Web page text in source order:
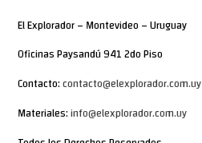
El Explorador – Montevideo – Uruguay
Oficinas Paysandú 941 2do Piso
Contacto:contacto@elexplorador.com.uy
Materiales:info@elexplorador.com.uy